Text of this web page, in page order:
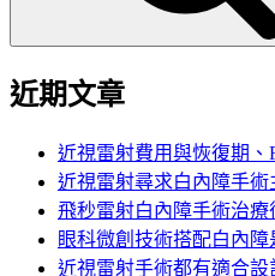
近期文章
近視雷射費用與恢復期、
近視雷射尋求白內障手
飛秒雷射白內障手術治
眼科微創技術搭配白內
近視雷射手術都有適合